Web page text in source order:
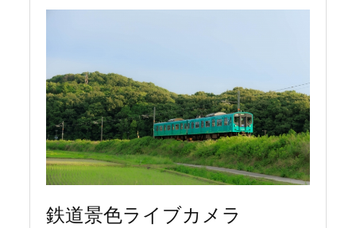
鉄道景色ライブカメラ